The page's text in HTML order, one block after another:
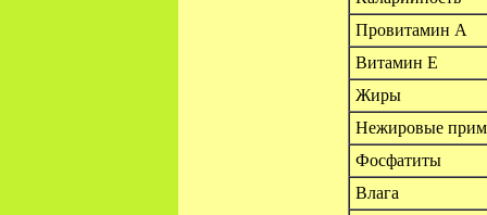
Провитамин A
Витамин E
Жиры
Нежировые
Фосфатиты
Влага